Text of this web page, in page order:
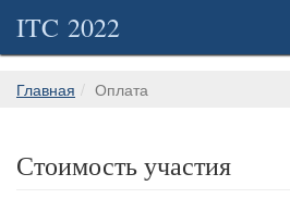
ITC 2022
Главная Оплата
Стоимость участия